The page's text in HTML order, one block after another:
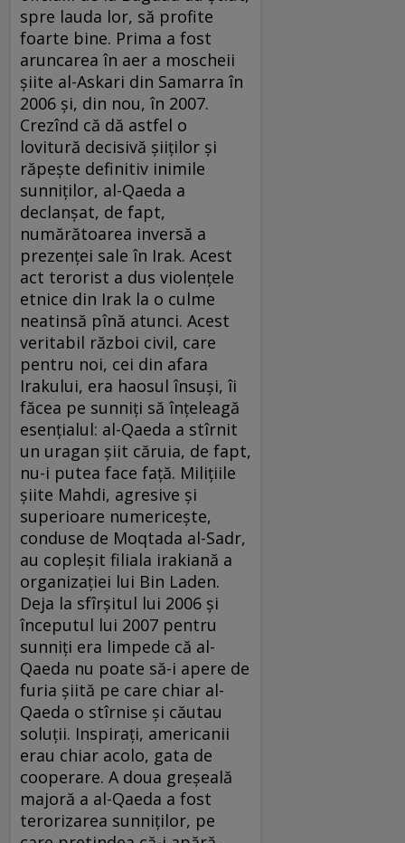
spre lauda lor, să profite
foarte bine. Prima a fost
aruncarea în aer a moscheii
şiite al-Askari din Samarra în
2006 şi, din nou, în 2007.
Crezînd că dă astfel o
lovitură decisivă şiiţilor şi
răpeşte definitiv inimile
sunniţilor, al-Qaeda a
declanşat, de fapt,
numărătoarea inversă a
prezenţei sale în Irak. Acest
act terorist a dus violenţele
etnice din Irak la o culme
neatinsă pînă atunci. Acest
veritabil război civil, care
pentru noi, cei din afara
Irakului, era haosul însuşi, îi
făcea pe sunniţi să înţeleagă
esenţialul: al-Qaeda a stîrnit
un uragan şiit căruia, de fapt,
nu-i putea face faţă. Miliţiile
şiite Mahdi, agresive şi
superioare numericeşte,
conduse de Moqtada al-Sadr,
au copleşit filiala irakiană a
organizaţiei lui Bin Laden.
Deja la sfîrşitul lui 2006 şi
începutul lui 2007 pentru
sunniţi era limpede că al-
Qaeda nu poate să-i apere de
furia şiită pe care chiar al-
Qaeda o stîrnise şi căutau
soluţii. Inspiraţi, americanii
erau chiar acolo, gata de
cooperare. A doua greşeală
majoră a al-Qaeda a fost
terorizarea sunniţilor, pe